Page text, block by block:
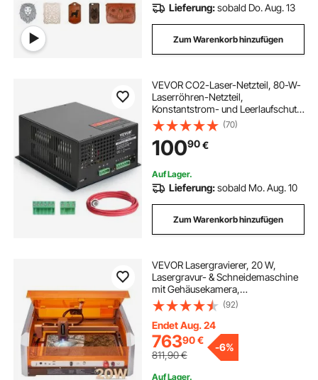
Lieferung:sobald Do. Aug. 13
Zum Warenkorb hinzufügen
VEVOR CO2-Laser-Netzteil, 80-W-
Laserröhren-Netzteil,
Konstantstrom- und Leerlaufschutz,
schnelle Wärmeableitung, Power
Supply kompatibel mit
Lasergravierern und -schneidern
(70)
10090€
Auf Lager.
Lieferung:sobald Mo. Aug. 10
Zum Warenkorb hinzufügen
VEVOR Lasergravierer, 20 W,
Lasergravur- & Schneidemaschine
mit Gehäusekamera,
Laserschneider, 400x400 mm
Arbeitsbereich, 30000 mm/min, für
Holz, Leder, Glas, Papier,
bestimmte Metalle, Klasse 1
(92)
Endet Aug. 24
76390€
811,90€
-6%
Auf Lager.